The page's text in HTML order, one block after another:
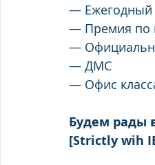
— Ежегодный
— Премия по
—
— ДМС
— Офис
Будем рады
[Strictly wih